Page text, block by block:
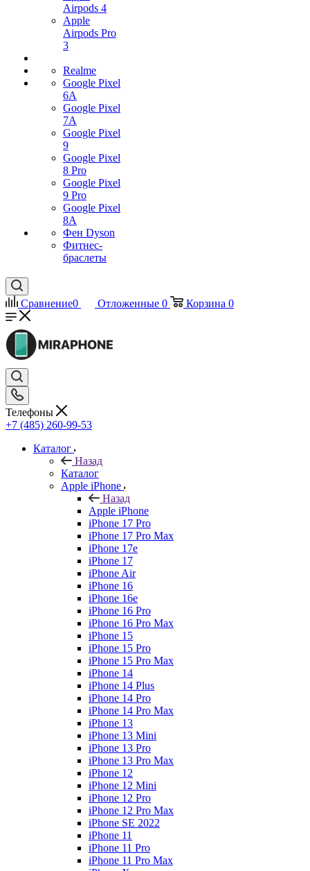
Airpods 4
Apple
Airpods Pro
3
Realme
Google Pixel
6A
Google Pixel
7А
Google Pixel
9
Google Pixel
8 Pro
Google Pixel
9 Pro
Google Pixel
8A
Фен Dyson
Фитнес-
браслеты
Сравнение0 Отложенные 0 Корзина 0
Телефоны
+7 (485) 260-99-53
Каталог
Назад
Каталог
Apple iPhone
Назад
Apple iPhone
iPhone 17 Pro
iPhone 17 Pro Max
iPhone 17e
iPhone 17
iPhone Air
iPhone 16
iPhone 16e
iPhone 16 Pro
iPhone 16 Pro Max
iPhone 15
iPhone 15 Pro
iPhone 15 Pro Max
iPhone 14
iPhone 14 Plus
iPhone 14 Pro
iPhone 14 Pro Max
iPhone 13
iPhone 13 Mini
iPhone 13 Pro
iPhone 13 Pro Max
iPhone 12
iPhone 12 Mini
iPhone 12 Pro
iPhone 12 Pro Max
iPhone SE 2022
iPhone 11
iPhone 11 Pro
iPhone 11 Pro Max